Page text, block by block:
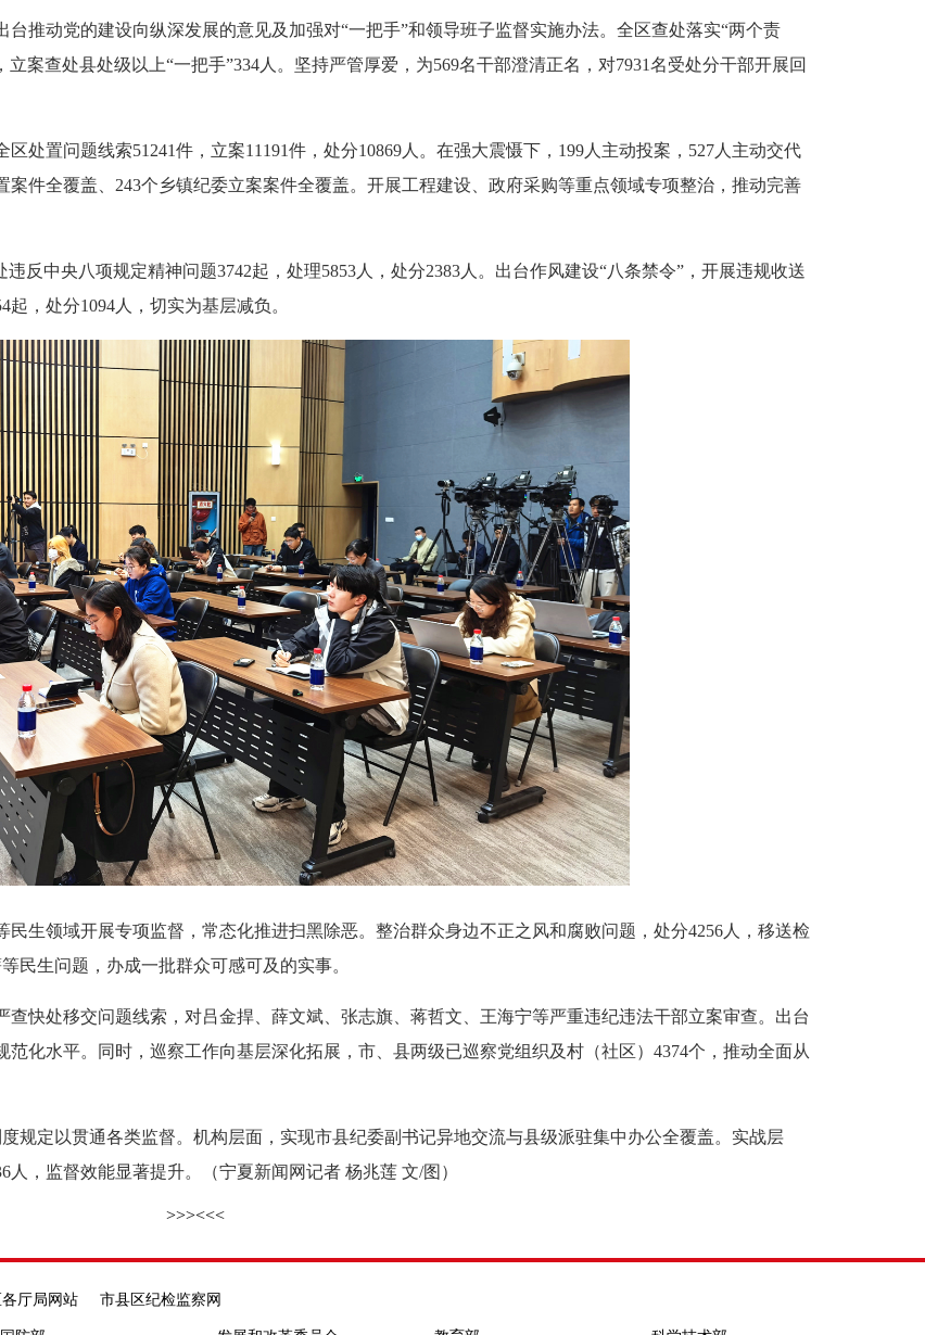
动党的建设向纵深发展的意见及加强对“一把手”和领导班子监督实施办法。全区查处落实“两个责
案查处县处级以上“一把手”334人。坚持严管厚爱，为569名干部澄清正名，对7931名受处分干部开展回
置问题线索51241件，立案11191件，处分10869人。在强大震慑下，199人主动投案，527人主动交代
件全覆盖、243个乡镇纪委立案案件全覆盖。开展工程建设、政府采购等重点领域专项整治，推动完善
中央八项规定精神问题3742起，处理5853人，处分2383人。出台作风建设“八条禁令”，开展违规收送
，处分1094人，切实为基层减负。
领域开展专项监督，常态化推进扫黑除恶。整治群众身边不正之风和腐败问题，处分4256人，移送检
民生问题，办成一批群众可感可及的实事。
处移交问题线索，对吕金捍、薛文斌、张志旗、蒋哲文、王海宁等严重违纪违法干部立案审查。出台
范化水平。同时，巡察工作向基层深化拓展，市、县两级已巡察党组织及村（社区）4374个，推动全面从
定以贯通各类监督。机构层面，实现市县纪委副书记异地交流与县级派驻集中办公全覆盖。实战层
，监督效能显著提升。（宁夏新闻网记者 杨兆莲 文/图）
>>><<<
各厅局网站 市县区纪检监察网